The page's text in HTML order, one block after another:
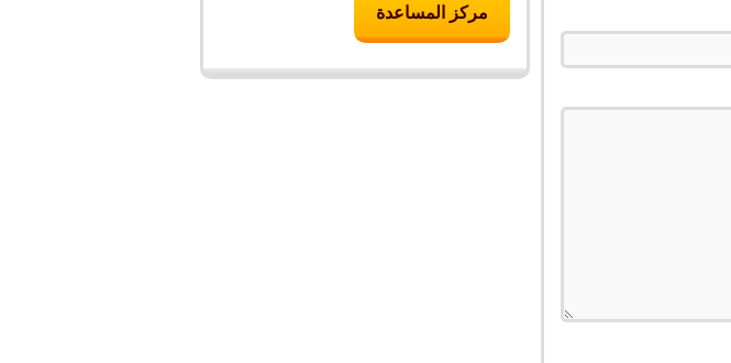
مركز المساعدة